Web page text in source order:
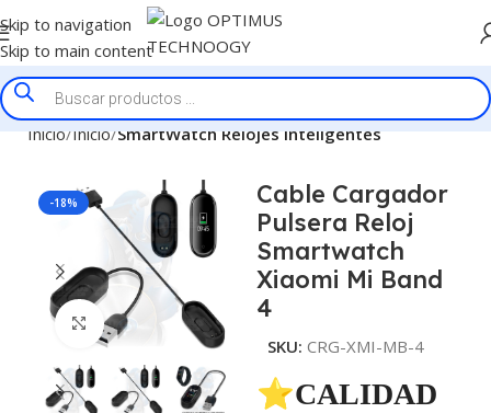
Skip to navigation
Skip to main content
Inicio Inicio SmartWatch Relojes Inteligentes
-18%
Click to enlarge
Cable Cargador
Pulsera Reloj
Smartwatch
Xiaomi Mi Band
4
SKU: CRG-XMI-MB-4
⭐CALIDAD